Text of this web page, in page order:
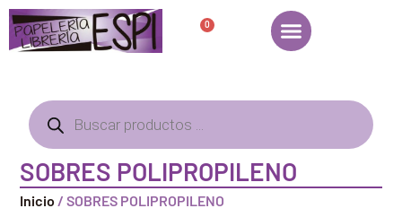
0
SOBRES POLIPROPILENO
Inicio / SOBRES POLIPROPILENO